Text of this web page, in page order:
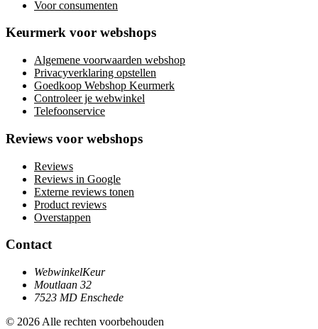
Voor consumenten
Keurmerk voor webshops
Algemene voorwaarden webshop
Privacyverklaring opstellen
Goedkoop Webshop Keurmerk
Controleer je webwinkel
Telefoonservice
Reviews voor webshops
Reviews
Reviews in Google
Externe reviews tonen
Product reviews
Overstappen
Contact
WebwinkelKeur
Moutlaan 32
7523 MD Enschede
© 2026 Alle rechten voorbehouden